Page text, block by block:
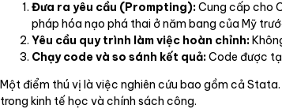
Đưa ra yêu cầu (Prompting):Cung cấp cho
pháp hóa nạo phá thai ở năm bang của Mỹ
Yêu cầu quy trình làm việc hoàn chỉnh:
Chạy code và so sánh kết quả:Code được
Một điểm thú vị là việc nghiên cứu bao gồm cả
trong kinh tế học và chính sách công.